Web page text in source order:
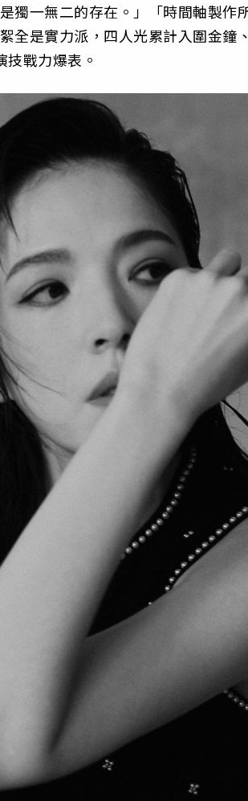
獨一無二的存在。」「時間軸製作
全是實力派，四人光累計入圍金鐘
戰力爆表。